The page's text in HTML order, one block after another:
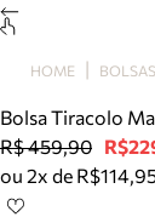
Bolsa
Tamanco
Tênis
Mule
HOME BOLSAS
Bolsa Tiracolo
R$ 459,90
ou 2x de